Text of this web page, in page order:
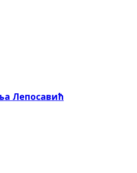
Лепосавић